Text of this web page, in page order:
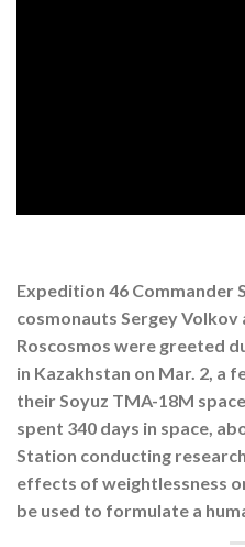
Expedition 46 Commander
cosmonauts Sergey
Roscosmos were greeted
in Kazakhstan on Mar. 2, a
their Soyuz TMA-18M
spent 340 days in space,
Station conducting
effects of weightlessness
be used to formulate a